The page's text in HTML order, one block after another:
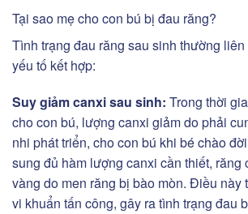
Tại sao mẹ cho con bú bị đau răng?
Tình trạng đau răng sau sinh thường
yếu tố kết hợp:
Suy giảm canxi sau sinh: Trong thời
cho con bú, lượng canxi giảm do phải
nhi phát triển, cho con bú khi bé chào
sung đủ hàm lượng canxi cần thiết, răng
vàng do men răng bị bào mòn. Điều này
vi khuẩn tấn công, gây ra tình trạng đau